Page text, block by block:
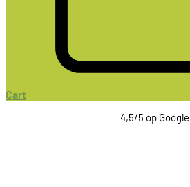
Cart
4,5/5 op Google